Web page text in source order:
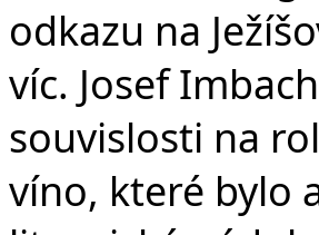
odkazu na
víc. Josef
souvislosti na
víno, které bylo